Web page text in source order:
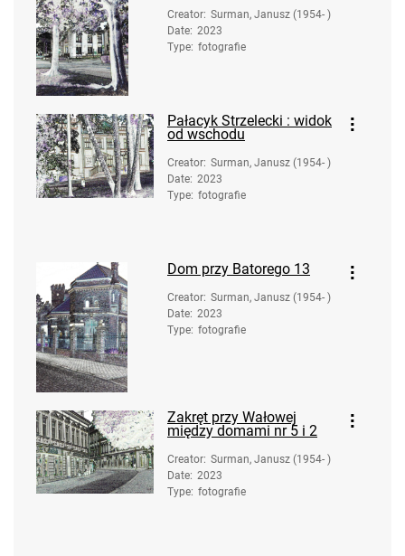
Creator: Surman, Janusz (1954- )
Date: 2023
Type: fotografie
Pałacyk Strzelecki : widok
od wschodu
Creator: Surman, Janusz (1954- )
Date: 2023
Type: fotografie
Dom przy Batorego 13
Creator: Surman, Janusz (1954- )
Date: 2023
Type: fotografie
Zakręt przy Wałowej
między domami nr 5 i 2
Creator: Surman, Janusz (1954- )
Date: 2023
Type: fotografie